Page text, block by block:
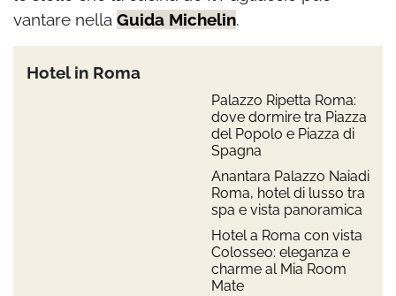
vantare nella Guida Michelin.
Hotel in Roma
Palazzo Ripetta Roma:
dove dormire tra Piazza
del Popolo e Piazza di
Spagna
Anantara Palazzo Naiadi
Roma, hotel di lusso tra
spa e vista panoramica
Hotel a Roma con vista
Colosseo: eleganza e
charme al Mia Room
Mate